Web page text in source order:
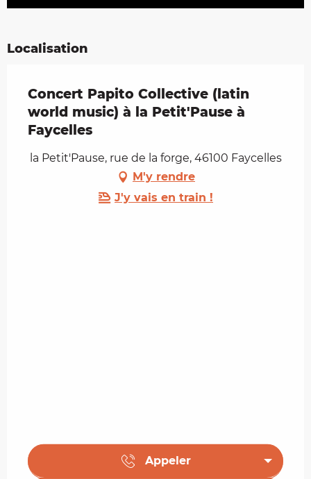
Localisation
Concert Papito Collective (latin
world music) à la Petit'Pause à
Faycelles
la Petit'Pause, rue de la forge, 46100 Faycelles
M'y rendre
J'y vais en train !
Appeler